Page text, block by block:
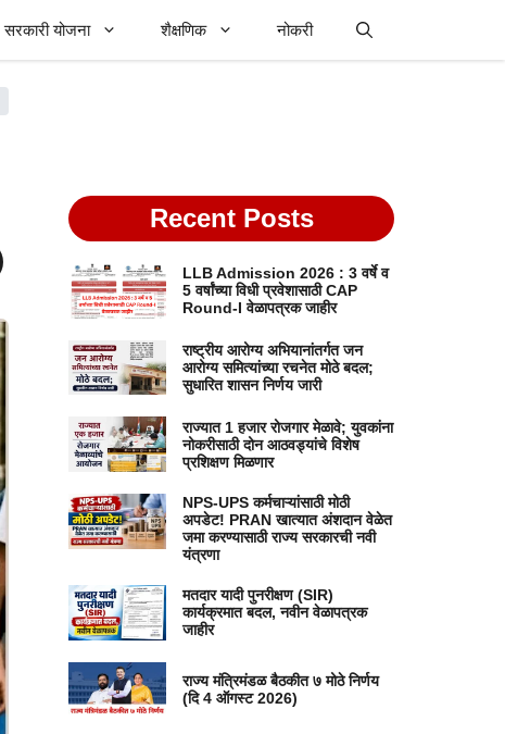
सरकारी योजना शैक्षणिक नोकरी
Recent Posts
LLB Admission 2026 : 3 वर्षे व
5 वर्षांच्या विधी प्रवेशासाठी CAP
Round-I वेळापत्रक जाहीर
राष्ट्रीय आरोग्य अभियानांतर्गत जन
आरोग्य समित्यांच्या रचनेत मोठे बदल;
सुधारित शासन निर्णय जारी
राज्यात 1 हजार रोजगार मेळावे; युवकांना
नोकरीसाठी दोन आठवड्यांचे विशेष
प्रशिक्षण मिळणार
NPS-UPS कर्मचाऱ्यांसाठी मोठी
अपडेट! PRAN खात्यात अंशदान वेळेत
जमा करण्यासाठी राज्य सरकारची नवी
यंत्रणा
मतदार यादी पुनरीक्षण (SIR)
कार्यक्रमात बदल, नवीन वेळापत्रक
जाहीर
राज्य मंत्रिमंडळ बैठकीत ७ मोठे निर्णय
(दि 4 ऑगस्ट 2026)